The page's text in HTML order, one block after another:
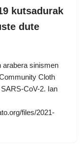
kutsadurak
dute
arabera sinismen
Cloth
CoV-2. Ian
files/2021-